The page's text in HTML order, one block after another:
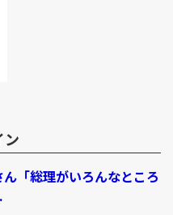
ン
ん「総理がいろんなところ